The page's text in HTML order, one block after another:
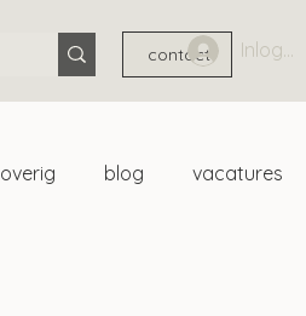
contact Inloggen
overig blog vacatures